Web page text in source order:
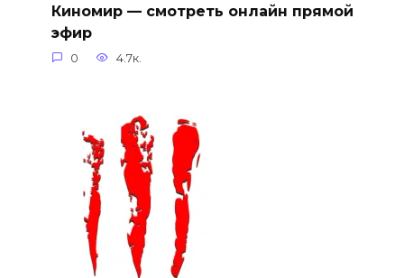
Киномир — смотреть онлайн прямой
эфир
0 4.7к.